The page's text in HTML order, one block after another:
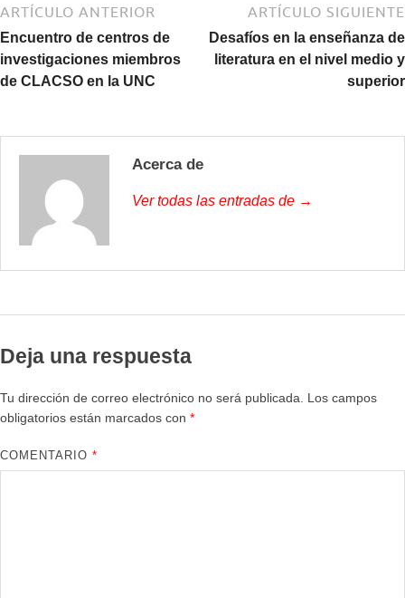
ARTÍCULO ANTERIOR
Encuentro de centros de
investigaciones miembros
de CLACSO en la UNC
ARTÍCULO SIGUIENTE
Desafíos en la enseñanza de
literatura en el nivel medio y
superior
Acerca de
Ver todas las entradas de →
Deja una respuesta
Tu dirección de correo electrónico no será publicada. Los campos
obligatorios están marcados con *
COMENTARIO*